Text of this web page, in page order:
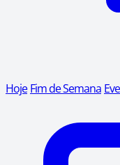
Hoje Fim de Semana